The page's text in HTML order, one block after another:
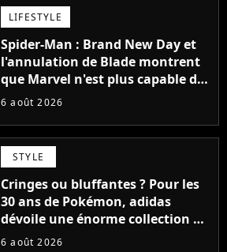
LIFESTYLE
Spider-Man : Brand New Day et
l'annulation de Blade montrent
que Marvel n'est plus capable de
faire quoi que ce soit de simple
6 août 2026
STYLE
Cringes ou bluffantes ? Pour les
30 ans de Pokémon, adidas
dévoile une énorme collection de
sneakers et je ne sais pas quoi en
6 août 2026